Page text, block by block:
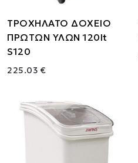
ΤΡΟΧΗΛΑΤΟ ΔΟΧΕΙΟ
ΠΡΩΤΩΝ ΥΛΩΝ 120lt
S120
225.03 €